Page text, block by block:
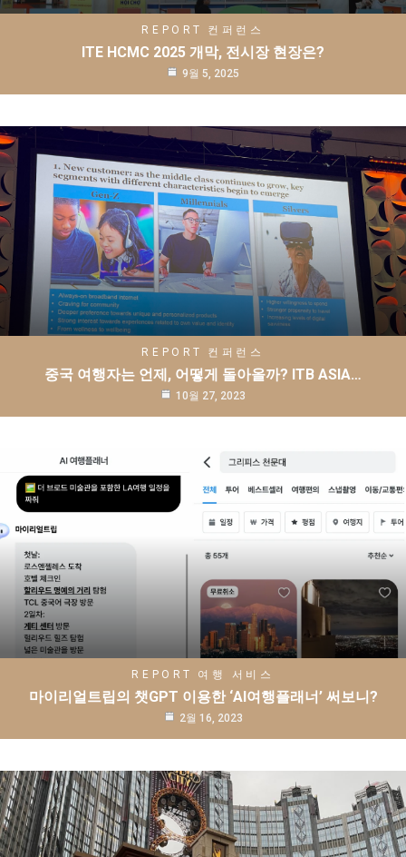
REPORT 컨퍼런스
ITE HCMC 2025 개막, 전시장 현장은?
9월 5, 2025
REPORT 컨퍼런스
중국 여행자는 언제, 어떻게 돌아올까? ITB ASIA…
10월 27, 2023
REPORT 여행 서비스
마이리얼트립의 챗GPT 이용한 ‘AI여행플래너’ 써보니?
2월 16, 2023